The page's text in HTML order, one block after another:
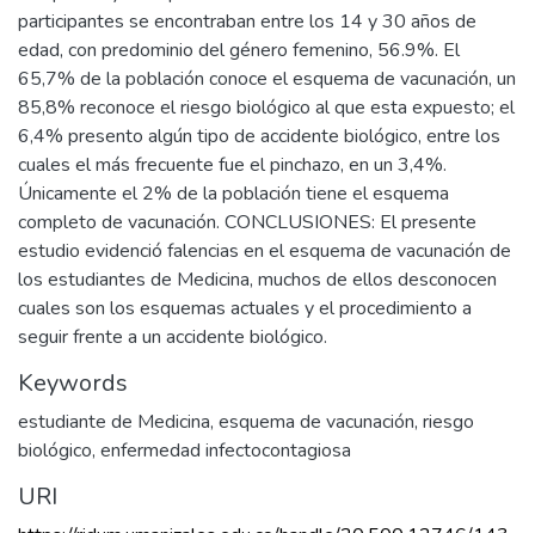
participantes se encontraban entre los 14 y 30 años de
edad, con predominio del género femenino, 56.9%. El
65,7% de la población conoce el esquema de vacunación, un
85,8% reconoce el riesgo biológico al que esta expuesto; el
6,4% presento algún tipo de accidente biológico, entre los
cuales el más frecuente fue el pinchazo, en un 3,4%.
Únicamente el 2% de la población tiene el esquema
completo de vacunación. CONCLUSIONES: El presente
estudio evidenció falencias en el esquema de vacunación de
los estudiantes de Medicina, muchos de ellos desconocen
cuales son los esquemas actuales y el procedimiento a
seguir frente a un accidente biológico.
Keywords
estudiante de Medicina, esquema de vacunación, riesgo
biológico, enfermedad infectocontagiosa
URI